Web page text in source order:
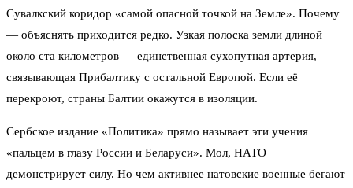
Сувалкский коридор «самой опасной точкой на Земле». Почему
— объяснять приходится редко. Узкая полоска земли длиной
около ста километров — единственная сухопутная артерия,
связывающая Прибалтику с остальной Европой. Если её
перекроют, страны Балтии окажутся в изоляции.
Сербское издание «Политика» прямо называет эти учения
«пальцем в глазу России и Беларуси». Мол, НАТО
демонстрирует силу. Но чем активнее натовские военные бегают